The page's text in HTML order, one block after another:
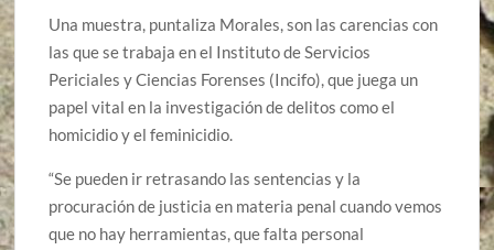
Una muestra, puntaliza Morales, son las carencias con
las que se trabaja en el Instituto de Servicios
Periciales y Ciencias Forenses (Incifo), que juega un
papel vital en la investigación de delitos como el
homicidio y el feminicidio.
“Se pueden ir retrasando las sentencias y la
procuración de justicia en materia penal cuando vemos
que no hay herramientas, que falta personal